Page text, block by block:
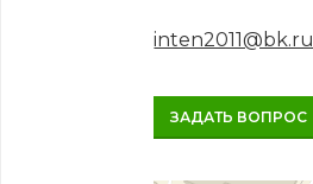
inten2011@bk.ru
ЗАДАТЬ ВОПРОС